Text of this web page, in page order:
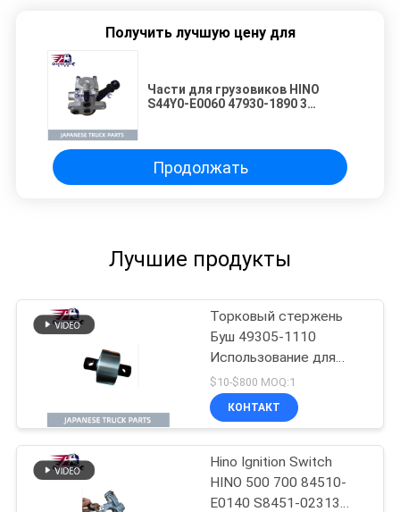
Получить лучшую цену для
Части для грузовиков HINO
S44Y0-E0060 47930-1890 3
грузовика HINO 700 E13C
Продолжать
Лучшие продукты
Торковый стержень
Буш 49305-1110
Использование для
японских грузовиков
HINO 700 P11C Hino
Mixer Truck Parts
$10-$800 MOQ:1
КОНТАКТ
Hino Ignition Switch
HINO 500 700 84510-
E0140 S8451-02313